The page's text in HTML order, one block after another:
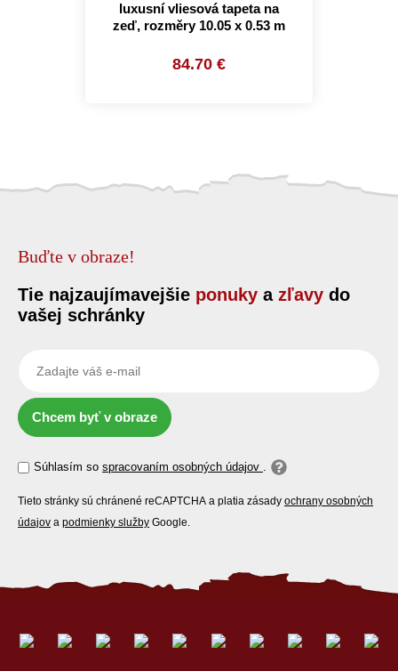
luxusní vliesová tapeta na
zeď, rozměry 10.05 x 0.53 m
84.70 €
Buďte v obraze!
Tie najzaujímavejšie ponuky a zľavy do
vašej schránky
Chcem byť v obraze
Súhlasím so spracovaním osobných údajov .
Tieto stránky sú chránené reCAPTCHA a platia zásady ochrany osobných
údajov a podmienky služby Google.